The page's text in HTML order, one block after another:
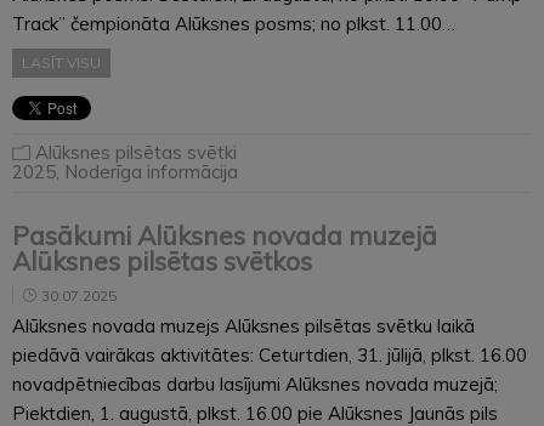
Track” čempionāta Alūksnes posms; no plkst. 11.00…
LASĪT VISU
Alūksnes pilsētas svētki
2025 Noderīga informācija
Pasākumi Alūksnes novada muzejā
Alūksnes pilsētas svētkos
30.07.2025
Alūksnes novada muzejs Alūksnes pilsētas svētku laikā
piedāvā vairākas aktivitātes: Ceturtdien, 31. jūlijā, plkst. 16.00
novadpētniecības darbu lasījumi Alūksnes novada muzejā;
Piektdien, 1. augustā, plkst. 16.00 pie Alūksnes Jaunās pils